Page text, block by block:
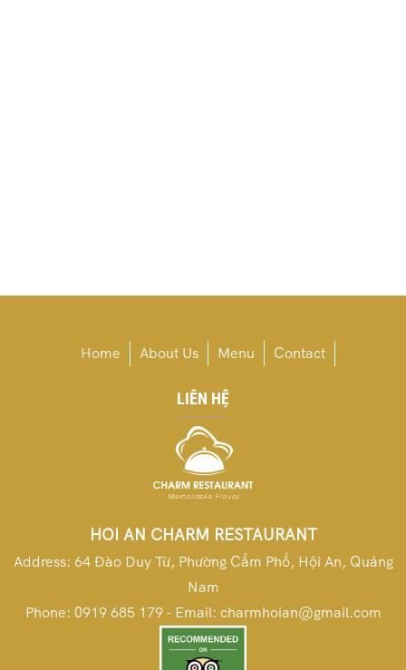
Home About Us Menu Contact
LIÊN HỆ
HOI AN CHARM RESTAURANT
Address: 64 Đào Duy Từ, Phường Cẩm Phổ, Hội An, Quảng
Nam
Phone: 0919 685 179 - Email: charmhoian@gmail.com